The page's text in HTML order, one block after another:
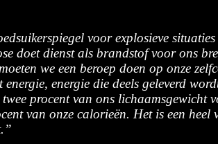
voor explosieve
doet dienst als brandstof voor ons
we een beroep doen op onze
energie, energie die deels geleverd
twee procent van ons lichaamsgewicht
van onze calorieën. Het is een heel